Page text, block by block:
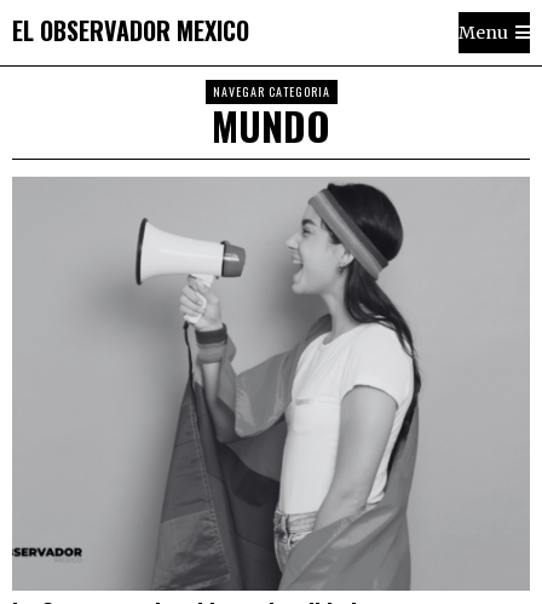
EL OBSERVADOR MEXICO Menu
NAVEGAR CATEGORIA
MUNDO